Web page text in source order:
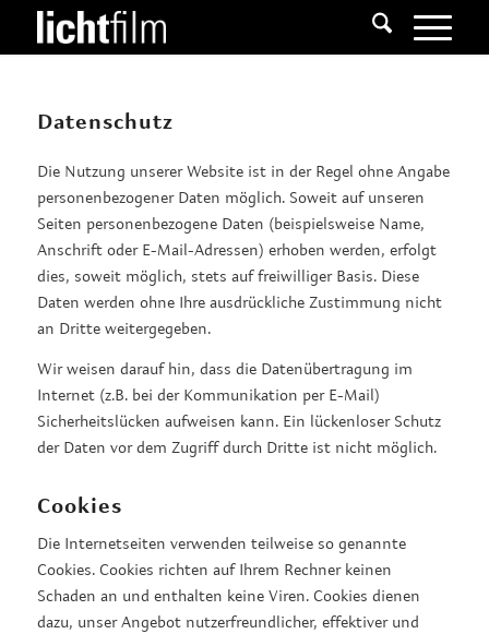
Datenschutz
Die Nutzung unserer Website ist in der Regel ohne Angabe
personenbezogener Daten möglich. Soweit auf unseren
Seiten personenbezogene Daten (beispielsweise Name,
Anschrift oder E-Mail-Adressen) erhoben werden, erfolgt
dies, soweit möglich, stets auf freiwilliger Basis. Diese
Daten werden ohne Ihre ausdrückliche Zustimmung nicht
an Dritte weitergegeben.
Wir weisen darauf hin, dass die Datenübertragung im
Internet (z.B. bei der Kommunikation per E-Mail)
Sicherheitslücken aufweisen kann. Ein lückenloser Schutz
der Daten vor dem Zugriff durch Dritte ist nicht möglich.
Cookies
Die Internetseiten verwenden teilweise so genannte
Cookies. Cookies richten auf Ihrem Rechner keinen
Schaden an und enthalten keine Viren. Cookies dienen
dazu, unser Angebot nutzerfreundlicher, effektiver und